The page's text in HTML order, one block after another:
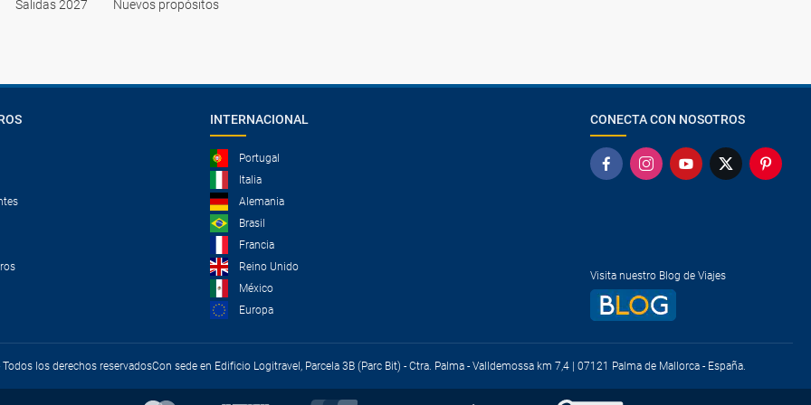
Salidas 2027 Nuevos propósitos
INTERNACIONAL
Portugal
Italia
Alemania
Brasil
Francia
Reino Unido
México
Europa
CONECTA CON NOSOTROS
Visita nuestro Blog de Viajes
los derechos reservadosCon sede en Edificio Logitravel, Parcela 3B (Parc Bit) - Ctra. Palma - Valldemossa km 7,4 | 07121 Palma de Mallorca - España.